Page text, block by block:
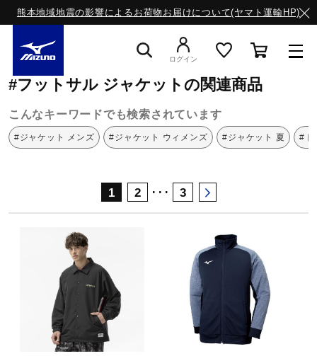
熊本地域地震の影響によるお荷物お届けについて(ヤマト運輸HP)
ライフスタイルウエア
ランニング
サッカー／フットサル
トレーニング
ログイン
ミズノ公式オンライン ジャケット
#フットサル ジャケットの関連商品
こんなキーワードでも検索されています
#ジャケット メンズ #ジャケット ウィメンズ #ジャケット 夏 #ト
1 2 ･･･ 3